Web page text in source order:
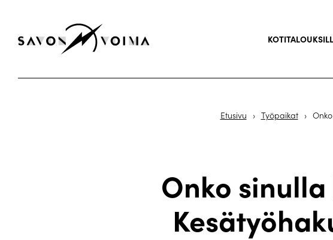
Etusivu › Työpaikat ›
Onko